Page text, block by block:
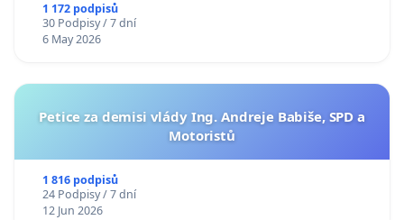
1 172 podpisů
30 Podpisy / 7 dní
6 May 2026
Petice za demisi vlády Ing. Andreje Babiše, SPD a
Motoristů
1 816 podpisů
24 Podpisy / 7 dní
12 Jun 2026